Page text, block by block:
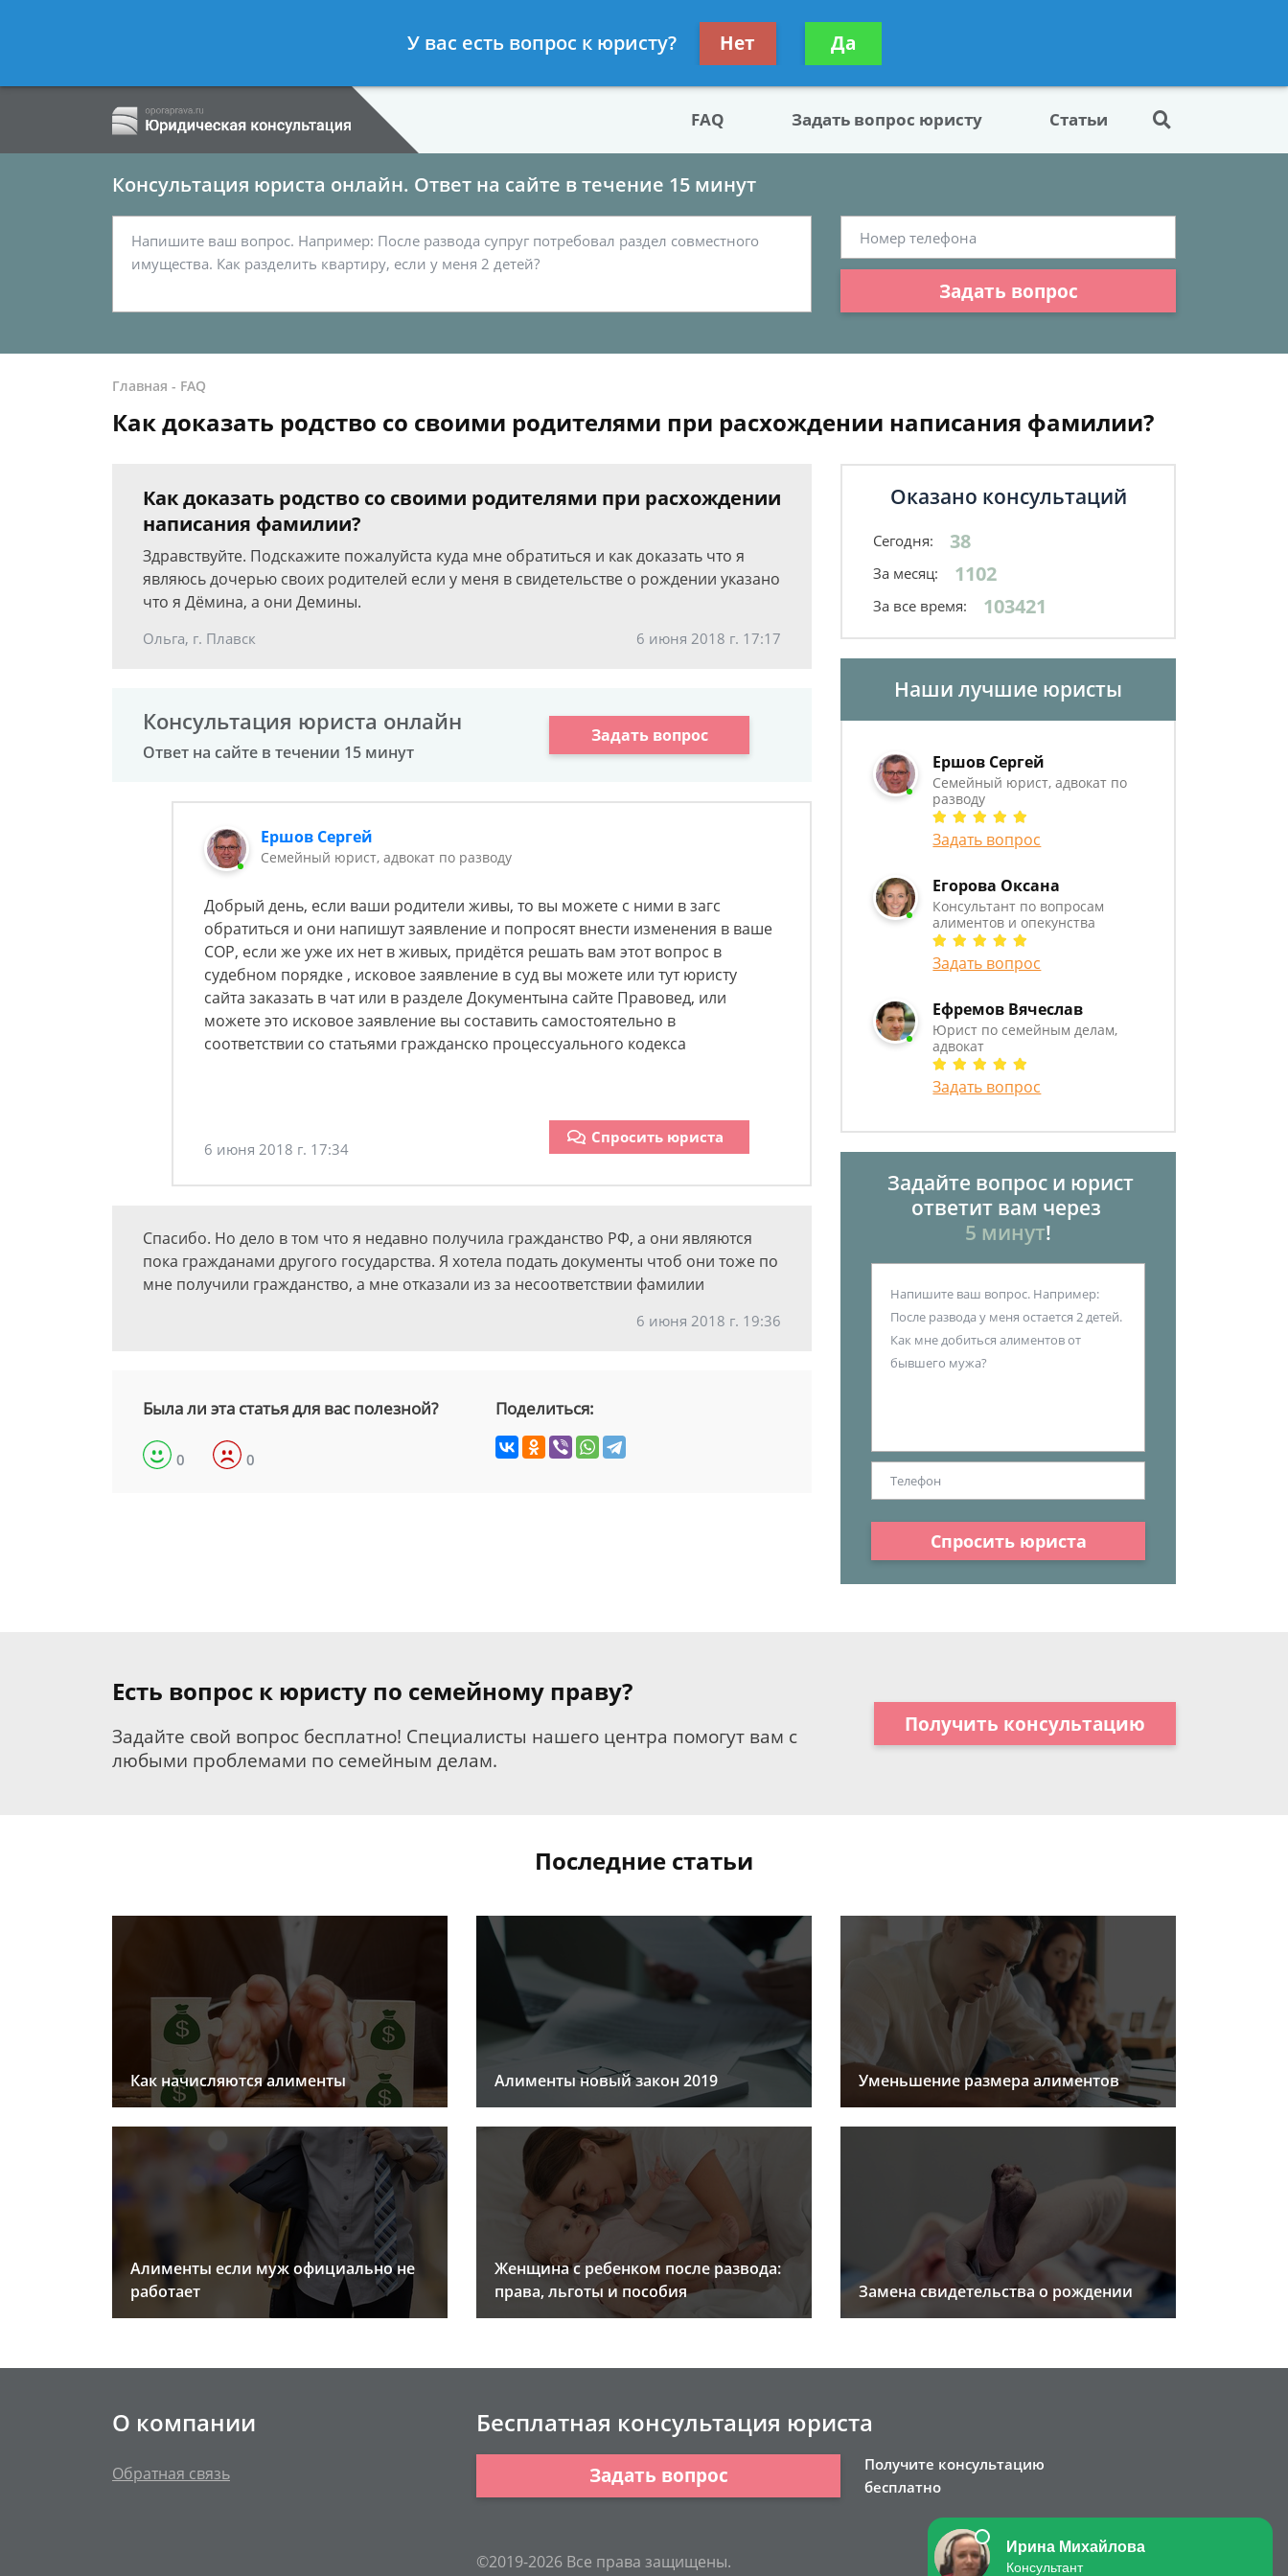
- Семейный юрист, адвокат по разводу
Получите консультацию
бесплатно
FAQ Задать вопрос юристу Статьи
Консультация юриста онлайн. Ответ на сайте в течение 15 минут
Задать вопрос
Главная - FAQ
Как доказать родство со своими родителями при расхождении написания фамилии?
Как доказать родство со своими родителями при расхождении
написания фамилии?
Здравствуйте. Подскажите пожалуйста куда мне обратиться и как доказать что я
являюсь дочерью своих родителей если у меня в свидетельстве о рождении указано
что я Дёмина, а они Демины.
Ольга, г. Плавск 6 июня 2018 г. 17:17
Консультация юриста онлайн
Ответ на сайте в течении 15 минут
Задать вопрос
Ершов Сергей
Семейный юрист, адвокат по разводу
Добрый день, если ваши родители живы, то вы можете с ними в загс
обратиться и они напишут заявление и попросят внести изменения в ваше
СОР, если же уже их нет в живых, придётся решать вам этот вопрос в
судебном порядке , исковое заявление в суд вы можете или тут юристу
сайта заказать в чат или в разделе Документына сайте Правовед, или
можете это исковое заявление вы составить самостоятельно в
соответствии со статьями гражданско процессуального кодекса
6 июня 2018 г. 17:34
Спросить юриста
Спасибо. Но дело в том что я недавно получила гражданство РФ, а они являются
пока гражданами другого государства. Я хотела подать документы чтоб они тоже по
мне получили гражданство, а мне отказали из за несоответствии фамилии
6 июня 2018 г. 19:36
Была ли эта статья для вас полезной?
0 0
Поделиться:
Оказано консультаций
Сегодня: 38
За месяц: 1102
За все время: 103421
Наши лучшие юристы
Ершов Сергей
Семейный юрист, адвокат по
разводу
Задать вопрос
Егорова Оксана
Консультант по вопросам
алиментов и опекунства
Задать вопрос
Ефремов Вячеслав
Юрист по семейным делам,
адвокат
Задать вопрос
Задайте вопрос и юрист
ответит вам через
5 минут!
Спросить юриста
Есть вопрос к юристу по семейному праву?
Задайте свой вопрос бесплатно! Специалисты нашего центра помогут вам с
любыми проблемами по семейным делам.
Получить консультацию
Последние статьи
Как начисляются алименты Алименты новый закон 2019 Уменьшение размера алиментов
Алименты если муж официально не
работает
Женщина с ребенком после развода:
права, льготы и пособия
Замена свидетельства о рождении
О компании
Обратная связь
Бесплатная консультация юриста
Задать вопрос
Получите консультацию
бесплатно
©2019-2026 Все права защищены.
У вас есть вопрос к юристу? Нет Да